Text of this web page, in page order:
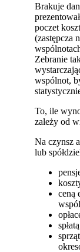
Brakuje
poczet
(zastępcza
Zebranie
wspólnot,
To, ile
zależy od
Na czynsz
lub
ceną